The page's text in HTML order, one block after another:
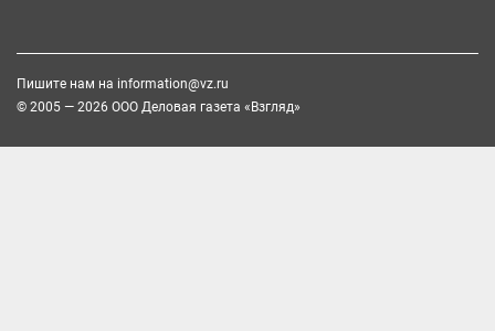
Пишите нам на information@vz.ru
© 2005 — 2026 ООО Деловая газета «Взгляд»